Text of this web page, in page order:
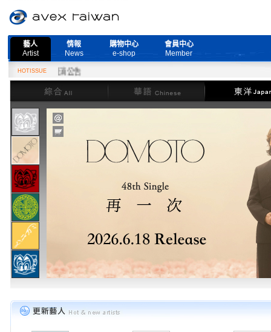
藝人
Artist
情報
News
購物中心
e-shop
會員中心
Member
HOTISSUE
會取消公告
綜合
華語 東洋